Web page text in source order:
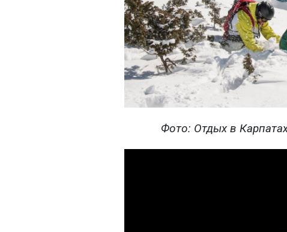
Фото: Отдых в